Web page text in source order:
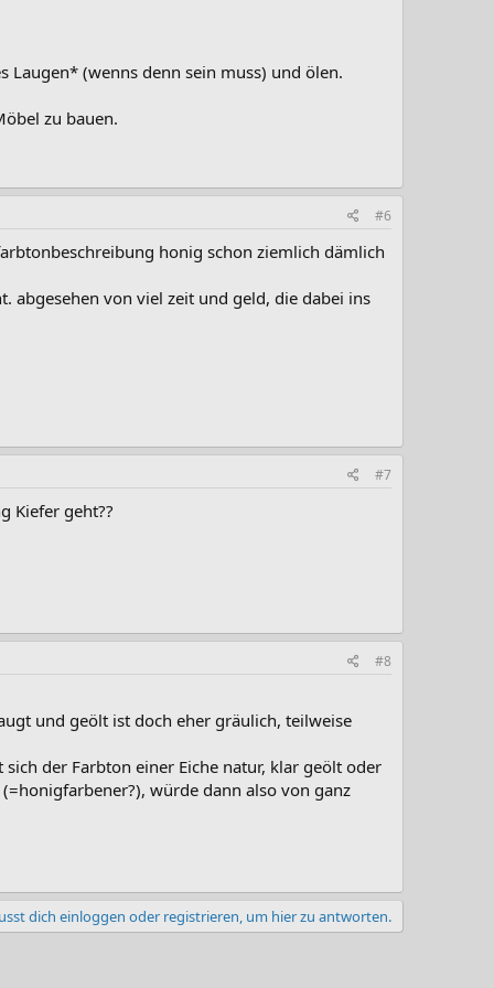
Laugen* (wenns denn sein muss) und ölen.
zu bauen.
#6
honig schon ziemlich dämlich
abgesehen von viel zeit und geld, die dabei ins
#7
Kiefer geht??
#8
und geölt ist doch eher gräulich, teilweise
der Farbton einer Eiche natur, klar geölt oder
würde dann also von ganz
dich einloggen oder registrieren, um hier zu antworten.